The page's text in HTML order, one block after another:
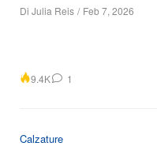
Di Julia Reis / Feb 7, 2026
9.4K 1
Calzature